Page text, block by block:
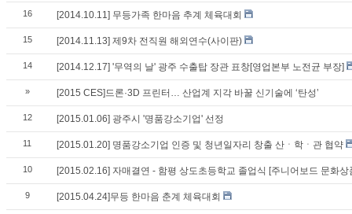
16 [2014.10.11] 무등가족 한마음 추계 체육대회
15 [2014.11.13] 제9차 전직원 해외연수(사이판)
14 [2014.12.17] '무역의 날' 광주 수출탑 장관 표창[영업본부 노전균 부장]
» [2015 CES]드론·3D 프린터… 산업계 지각 바꿀 신기술에 ‘탄성’
12 [2015.01.06] 광주시 '명품강소기업' 선정
11 [2015.01.20] 명품강소기업 인증 및 청년일자리 창출 산ㆍ학ㆍ관 협약
10 [2015.02.16] 자매결연 - 함평 상도초등학교 졸업식 [주니어보드 문화상
9 [2015.04.24]무등 한마음 춘계 체육대회